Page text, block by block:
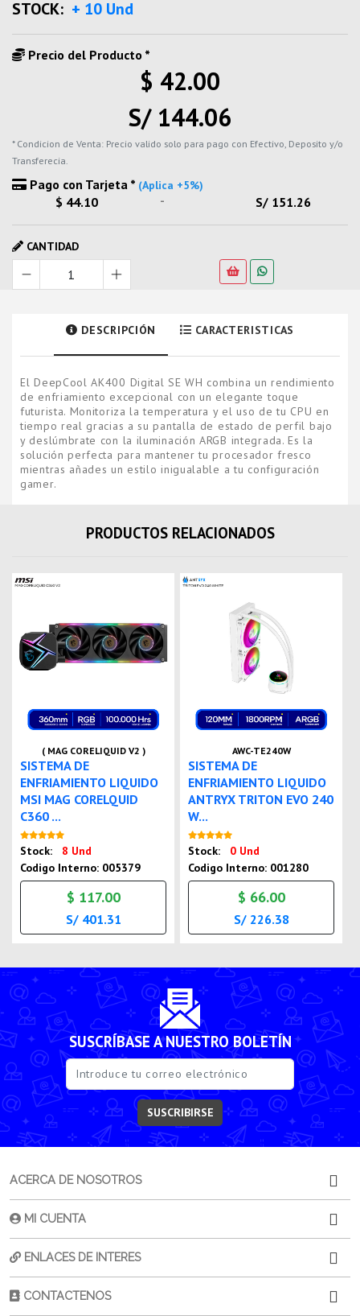
STOCK: + 10 Und
Precio del Producto *
$ 42.00
S/ 144.06
* Condicion de Venta: Precio valido solo para pago con Efectivo, Deposito y/o
Transferecia.
Pago con Tarjeta * (Aplica +5%)
$ 44.10 - S/ 151.26
CANTIDAD
DESCRIPCIÓN CARACTERISTICAS
El DeepCool AK400 Digital SE WH combina un rendimiento
de enfriamiento excepcional con un elegante toque
futurista. Monitoriza la temperatura y el uso de tu CPU en
tiempo real gracias a su pantalla de estado de perfil bajo
y deslúmbrate con la iluminación ARGB integrada. Es la
solución perfecta para mantener tu procesador fresco
mientras añades un estilo inigualable a tu configuración
gamer.
PRODUCTOS RELACIONADOS
( MAG CORELIQUID V2 )
SISTEMA DE
ENFRIAMIENTO LIQUIDO
MSI MAG CORELQUID
C360 ...
Stock:
8 Und
Codigo Interno: 005379
$ 117.00
S/ 401.31
AWC-TE240W
SISTEMA DE
ENFRIAMIENTO LIQUIDO
ANTRYX TRITON EVO 240
W...
Stock:
0 Und
Codigo Interno: 001280
$ 66.00
S/ 226.38
SUSCRÍBASE A NUESTRO BOLETÍN
SUSCRIBIRSE
ACERCA DE NOSOTROS
MI CUENTA
ENLACES DE INTERES
CONTACTENOS